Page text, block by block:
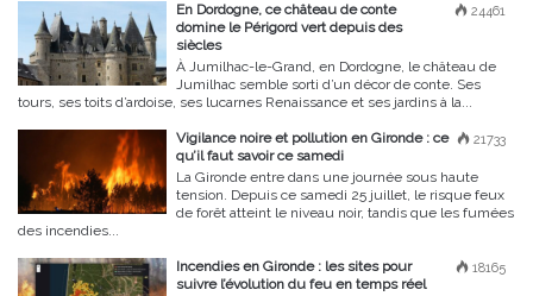
24461
En Dordogne, ce château de conte
domine le Périgord vert depuis des
siècles
À Jumilhac-le-Grand, en Dordogne, le château de
Jumilhac semble sorti d’un décor de conte. Ses
tours, ses toits d’ardoise, ses lucarnes Renaissance et ses jardins à la...
21733
Vigilance noire et pollution en Gironde : ce
qu’il faut savoir ce samedi
La Gironde entre dans une journée sous haute
tension. Depuis ce samedi 25 juillet, le risque feux
de forêt atteint le niveau noir, tandis que les fumées
des incendies...
18165
Incendies en Gironde : les sites pour
suivre l’évolution du feu en temps réel